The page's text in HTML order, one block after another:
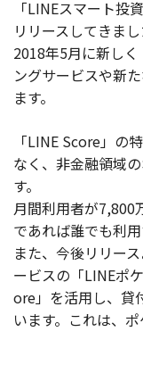
「LINEスマート投
リリースしてきまし
2018年5月に新し
ングサービスや新
ます。
「LINE Score」の
なく、非金融領域
す。
月間利用者が7,800
であれば誰でも利
また、今後リリー
ービスの「LINEポ
ore」を活用し、貸
います。これは、